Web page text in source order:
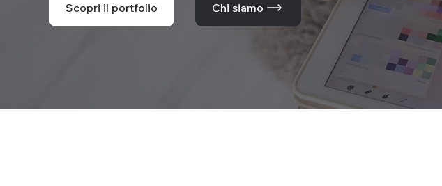
Scopri il portfolio Chi siamo